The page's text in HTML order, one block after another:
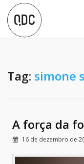
Tag: simone
A força da
16 de dezembro de